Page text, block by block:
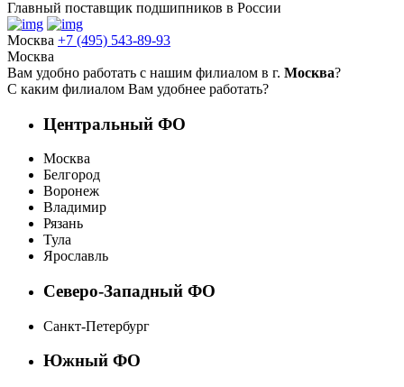
Главный поставщик подшипников в России
Москва +7 (495) 543-89-93
Москва
Вам удобно работать с нашим филиалом в г. Москва?
С каким филиалом Вам удобнее работать?
Центральный ФО
Москва
Белгород
Воронеж
Владимир
Рязань
Тула
Ярославль
Северо-Западный ФО
Санкт-Петербург
Южный ФО